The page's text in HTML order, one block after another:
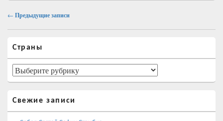
Навигация
← Предыдущие записи
основной
боковой
панели
Страны
Страны
Свежие записи